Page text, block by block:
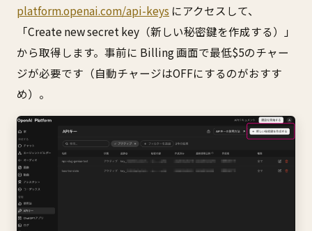
platform.openai.com/api-keys にアクセスして、
「Create new secret key（新しい秘密鍵を作成する）」
から取得します。事前に Billing 画面で最低$5のチャー
ジが必要です（自動チャージはOFFにするのがおすす
め）。